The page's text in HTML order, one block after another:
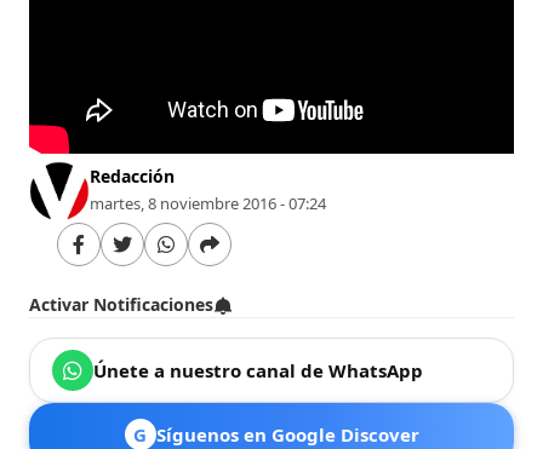
Redacción
martes, 8 noviembre 2016 - 07:24
Activar Notificaciones
Únete a nuestro canal de WhatsApp
G Síguenos en Google Discover